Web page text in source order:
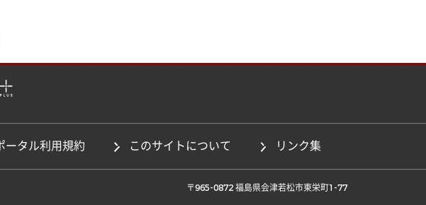
ータル利用規約 このサイトについて リンク集
〒965-0872 福島県会津若松市東栄町1-77